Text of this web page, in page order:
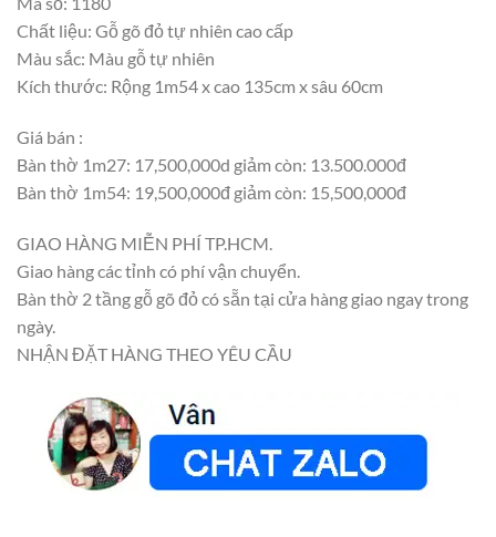
Chất liệu: Gỗ gõ đỏ tự nhiên cao cấp
Màu sắc: Màu gỗ tự nhiên
Kích thước: Rộng 1m54 x cao 135cm x sâu 60cm
Giá bán :
Bàn thờ 1m27: 17,500,000d giảm còn: 13.500.000đ
Bàn thờ 1m54: 19,500,000đ giảm còn: 15,500,000đ
GIAO HÀNG MIỄN PHÍ TP.HCM.
Giao hàng các tỉnh có phí vận chuyển.
Bàn thờ 2 tầng gỗ gõ đỏ có sẵn tại cửa hàng giao ngay trong
ngày.
NHẬN ĐẶT HÀNG THEO YÊU CẦU